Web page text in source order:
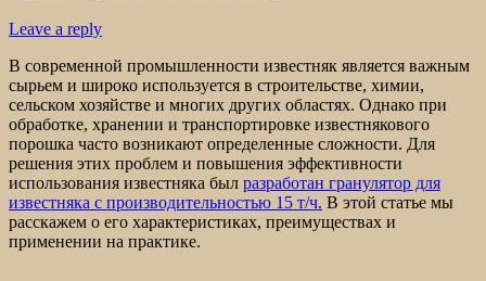
Leave a reply
В современной промышленности известняк является важным
сырьем и широко используется в строительстве, химии,
сельском хозяйстве и многих других областях. Однако при
обработке, хранении и транспортировке известнякового
порошка часто возникают определенные сложности. Для
решения этих проблем и повышения эффективности
использования известняка был разработан гранулятор для
известняка с производительностью 15 т/ч. В этой статье мы
расскажем о его характеристиках, преимуществах и
применении на практике.